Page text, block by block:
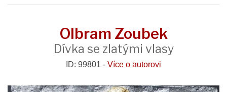
Olbram Zoubek
Dívka se zlatými vlasy
ID: 99801 - Více o autorovi